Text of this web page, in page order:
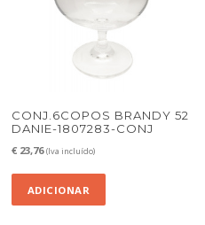
CONJ.6COPOS BRANDY 52
DANIE-1807283-CONJ
€ 23,76 (Iva incluído)
ADICIONAR